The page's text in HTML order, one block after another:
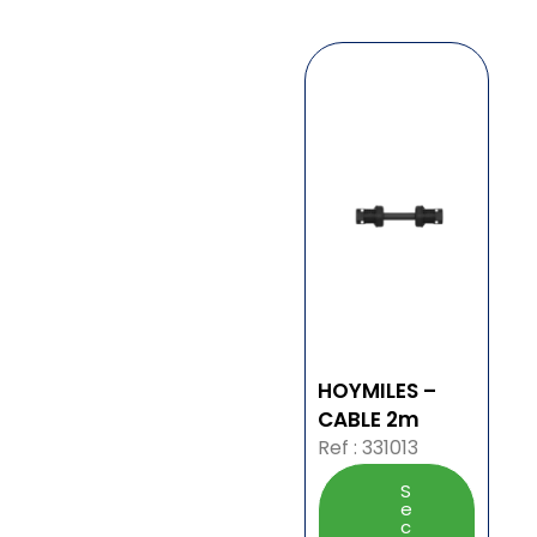
HOYMILES –
CABLE 2m
Ref : 331013
S
e
c